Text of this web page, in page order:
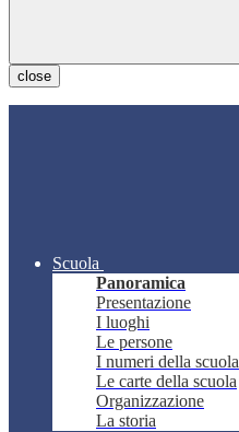
close
Scuola
Panoramica
Presentazione
I luoghi
Le persone
I numeri della scuola
Le carte della scuola
Organizzazione
La storia